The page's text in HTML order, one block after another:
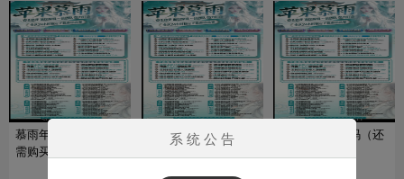
慕雨年卡激活码（还
需购买兑换码）
慕雨兑换码-不退不换
慕雨季卡激活码（还
系 统 公 告